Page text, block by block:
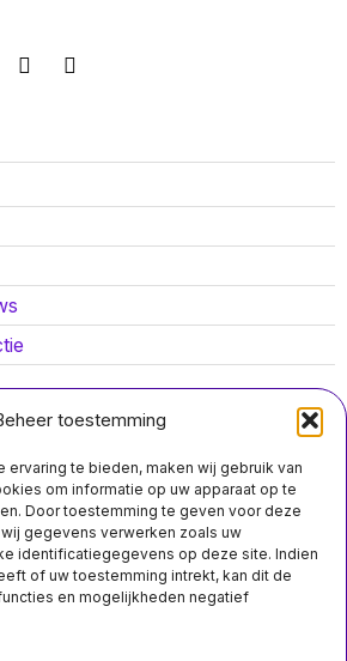
toestemming
ervaring te bieden, maken wij gebruik van
om informatie op uw apparaat op te
Door toestemming te geven voor deze
gegevens verwerken zoals uw
identificatiegegevens op deze site. Indien
of uw toestemming intrekt, kan dit de
en mogelijkheden negatief